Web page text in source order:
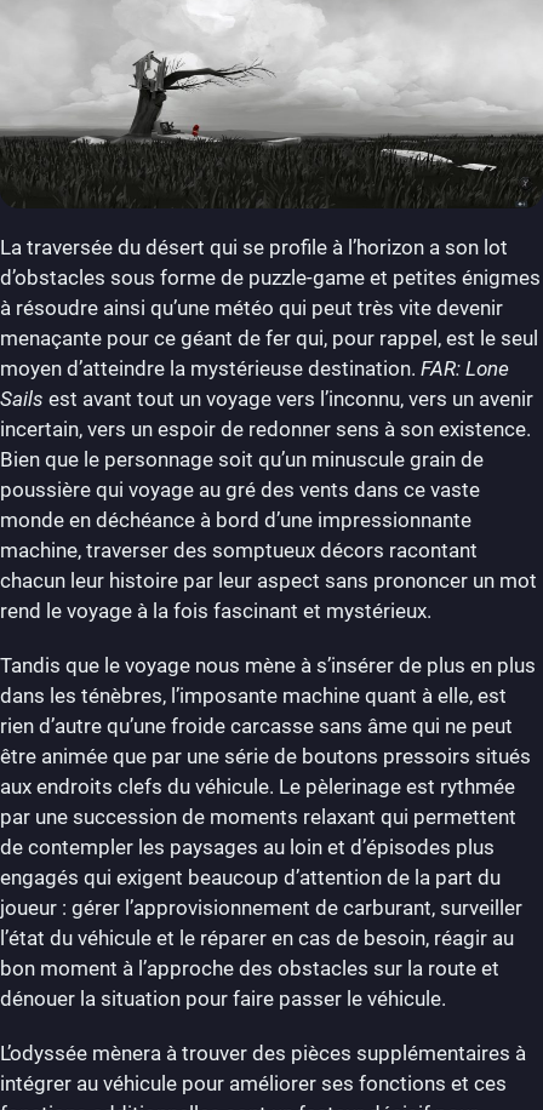
La traversée du désert qui se profile à l’horizon a son lot
d’obstacles sous forme de puzzle-game et petites énigmes
à résoudre ainsi qu’une météo qui peut très vite devenir
menaçante pour ce géant de fer qui, pour rappel, est le seul
moyen d’atteindre la mystérieuse destination. FAR: Lone
Sails est avant tout un voyage vers l’inconnu, vers un avenir
incertain, vers un espoir de redonner sens à son existence.
Bien que le personnage soit qu’un minuscule grain de
poussière qui voyage au gré des vents dans ce vaste
monde en déchéance à bord d’une impressionnante
machine, traverser des somptueux décors racontant
chacun leur histoire par leur aspect sans prononcer un mot
rend le voyage à la fois fascinant et mystérieux.
Tandis que le voyage nous mène à s’insérer de plus en plus
dans les ténèbres, l’imposante machine quant à elle, est
rien d’autre qu’une froide carcasse sans âme qui ne peut
être animée que par une série de boutons pressoirs situés
aux endroits clefs du véhicule. Le pèlerinage est rythmée
par une succession de moments relaxant qui permettent
de contempler les paysages au loin et d’épisodes plus
engagés qui exigent beaucoup d’attention de la part du
joueur : gérer l’approvisionnement de carburant, surveiller
l’état du véhicule et le réparer en cas de besoin, réagir au
bon moment à l’approche des obstacles sur la route et
dénouer la situation pour faire passer le véhicule.
L’odyssée mènera à trouver des pièces supplémentaires à
intégrer au véhicule pour améliorer ses fonctions et ces